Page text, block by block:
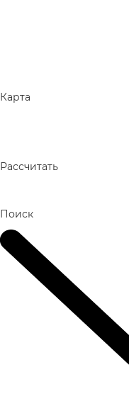
Карта
Рассчитать
Поиск